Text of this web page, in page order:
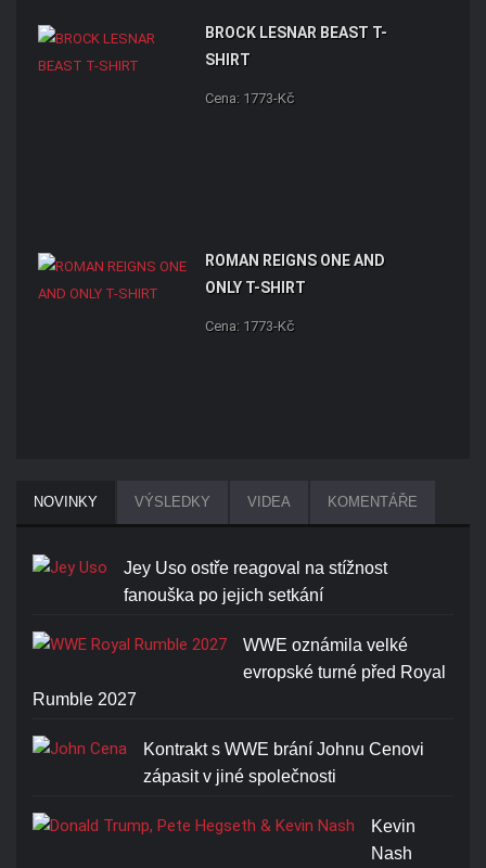
BROCK LESNAR BEAST T-
SHIRT
Cena: 1773-Kč
ROMAN REIGNS ONE AND
ONLY T-SHIRT
Cena: 1773-Kč
NOVINKY VÝSLEDKY VIDEA KOMENTÁŘE
Jey Uso ostře reagoval na stížnost
fanouška po jejich setkání
WWE oznámila velké
evropské turné před Royal
Rumble 2027
Kontrakt s WWE brání Johnu Cenovi
zápasit v jiné společnosti
Kevin
Nash